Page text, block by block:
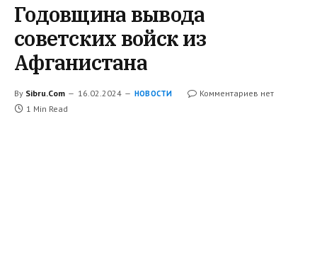
Годовщина вывода
советских войск из
Афганистана
By Sibru.Com 16.02.2024 НОВОСТИ
Комментариев нет
1 Min Read